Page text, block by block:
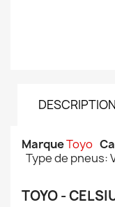
DESCRIPTION
MarqueToyo
Type de pneus:
TOYO -